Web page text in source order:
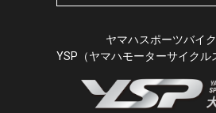
ヤマハスポーツバイ
YSP（ヤマハモーターサイクル